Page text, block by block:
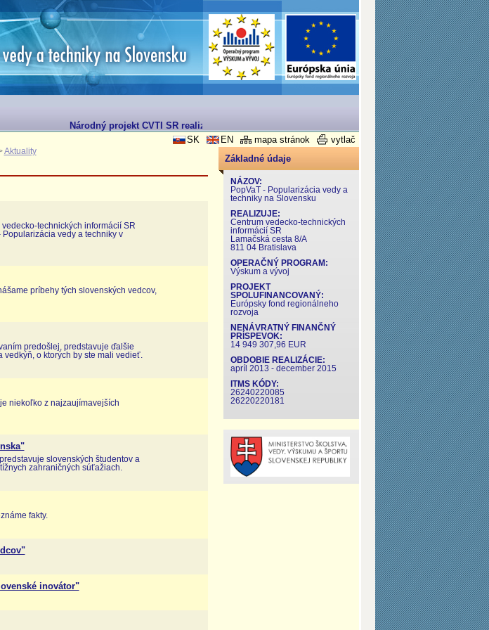
Národný projekt CVTI SR realizovaný v rámci Operačného programu Výskum a Vývoj
vytlač
mapa stránok
EN
SK
Aktuality
technických informácií SR
vedy a techniky v
príbehy tých slovenských vedcov,
predošlej, predstavuje ďalšie
o ktorých by ste mali vedieť.
niekoľko z najzaujímavejších
slovenských študentov a
zahraničných súťažiach.
fakty.
inovátor"
Základné údaje
NÁZOV:
PopVaT - Popularizácia vedy a
techniky na Slovensku
REALIZUJE:
Centrum vedecko-technických
informácií SR
Lamačská cesta 8/A
811 04 Bratislava
OPERAČNÝ PROGRAM:
Výskum a vývoj
PROJEKT
SPOLUFINANCOVANÝ:
Európsky fond regionálneho
rozvoja
NENÁVRATNÝ FINANČNÝ
PRÍSPEVOK:
14 949 307,96 EUR
OBDOBIE REALIZÁCIE:
apríl 2013 - december 2015
ITMS KÓDY:
26240220085
26220220181